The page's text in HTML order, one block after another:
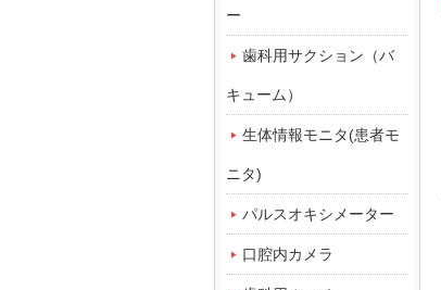
ー
歯科用サクション（バ
キューム）
生体情報モニタ(患者モ
ニタ)
パルスオキシメーター
口腔内カメラ